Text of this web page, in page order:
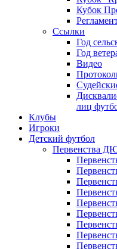
Кубок
Ссылки
Год
Год
Видео
лиц
Клубы
Игроки
Детский футбол
Первенства